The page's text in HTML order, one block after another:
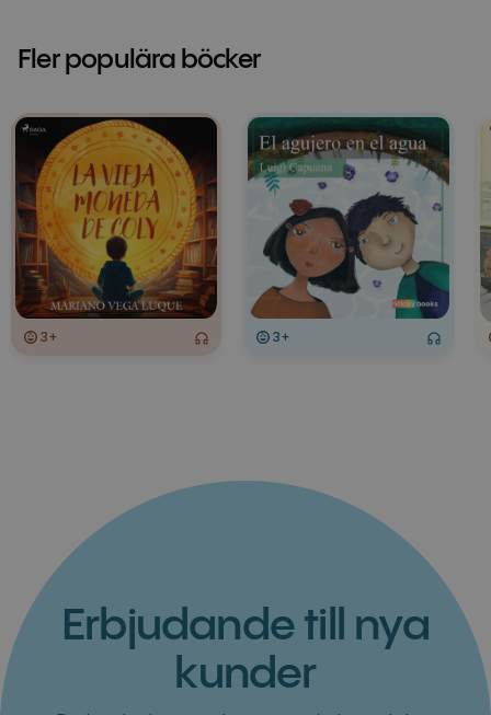
Fler populära böcker
3+ 3+
Erbjudande till nya
kunder